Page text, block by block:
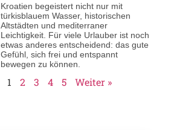
Kroatien begeistert nicht nur mit
türkisblauem Wasser, historischen
Altstädten und mediterraner
Leichtigkeit. Für viele Urlauber ist noch
etwas anderes entscheidend: das gute
Gefühl, sich frei und entspannt
bewegen zu können.
1 2 3 4 5 Weiter »